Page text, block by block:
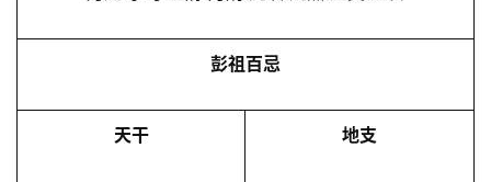
彭祖百忌
天干 地支